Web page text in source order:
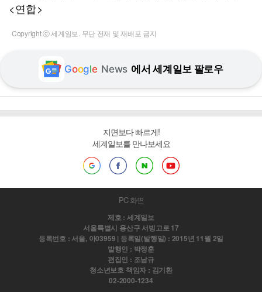
<연합>
Copyright ⓒ 세계일보. 무단 전재 및 재배포 금지
Google News 에서 세계일보 팔로우
지면보다 빠르게!
세계일보를 만나보세요
PC 화면
제호 : 세계일보
서울특별시 용산구 서빙고로 17
등록번호 : 서울, 아03959 | 등록일(발행일) : 2015년 11월 2일
발행인 : 박정훈
편집인 : 조남규
청소년보호 책임자 : 김기환
02-2000-1234